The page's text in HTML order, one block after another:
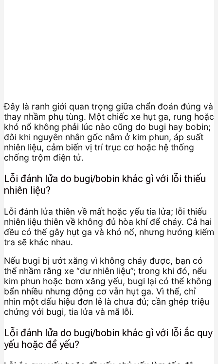
Đây là ranh giới quan trọng giữa chẩn đoán đúng và
thay nhầm phụ tùng. Một chiếc xe hụt ga, rung hoặc
khó nổ không phải lúc nào cũng do bugi hay bobin;
đôi khi nguyên nhân gốc nằm ở kim phun, áp suất
nhiên liệu, cảm biến vị trí trục cơ hoặc hệ thống
chống trộm điện tử.
Lỗi đánh lửa do bugi/bobin khác gì với lỗi thiếu
nhiên liệu?
Lỗi đánh lửa thiên về mất hoặc yếu tia lửa; lỗi thiếu
nhiên liệu thiên về không đủ hòa khí để cháy. Cả hai
đều có thể gây hụt ga và khó nổ, nhưng hướng kiểm
tra sẽ khác nhau.
Nếu bugi bị ướt xăng vì không cháy được, bạn có
thể nhầm rằng xe “dư nhiên liệu”; trong khi đó, nếu
kim phun hoặc bơm xăng yếu, bugi lại có thể không
bẩn nhiều nhưng động cơ vẫn hụt ga. Vì thế, chỉ
nhìn một dấu hiệu đơn lẻ là chưa đủ; cần ghép triệu
chứng với bugi, tia lửa và mã lỗi.
Lỗi đánh lửa do bugi/bobin khác gì với lỗi ắc quy
yếu hoặc đề yếu?